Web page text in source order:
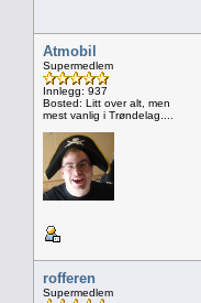
Atmobil
Supermedlem
Innlegg: 937
Bosted: Litt over alt, men
mest vanlig i Trøndelag....
rofferen
Supermedlem